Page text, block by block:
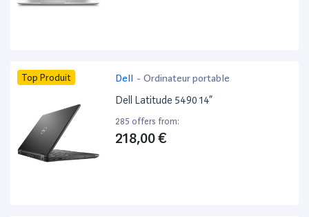
Top Produit Dell - Ordinateur portable
Dell Latitude 5490 14”
285 offers from:
218,00 €